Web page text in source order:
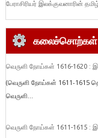
பேராசிரியர் இலக்குவனாரின்
கலைச்சொற்கள்
வெருளி நோய்கள் 1616-1620 :
(வெருளி நோய்கள் 1611-1615
வெருளி...
வெருளி நோய்கள் 1611-1615 :